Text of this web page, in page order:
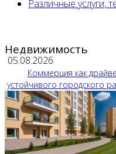
Различные услуги,
Недвижимость
05.08.2026
Коммерция как
устойчивого городского